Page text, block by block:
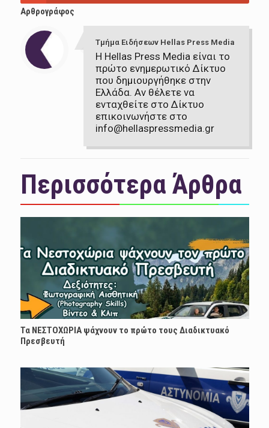
Αρθρογράφος
Τμήμα Ειδήσεων Hellas Press Media
Η Hellas Press Media είναι το
πρώτο ενημερωτικό Δίκτυο
που δημιουργήθηκε στην
Ελλάδα. Αν θέλετε να
ενταχθείτε στο Δίκτυο
επικοινωνήστε στο
info@hellaspressmedia.gr
Περισσότερα Άρθρα
Τα ΝΕΣΤΟΧΩΡΙΑ ψάχνουν το πρώτο τους Διαδικτυακό
Πρεσβευτή